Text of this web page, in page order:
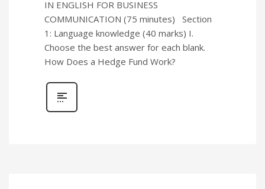
IN ENGLISH FOR BUSINESS
COMMUNICATION (75 minutes) Section
1: Language knowledge (40 marks) I.
Choose the best answer for each blank.
How Does a Hedge Fund Work?